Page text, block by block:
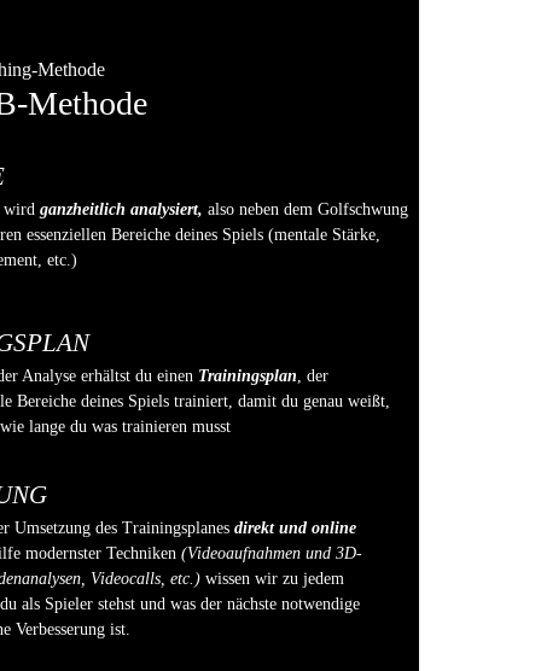
Methode
Methode
wird ganzheitlich analysiert, also neben dem Golfschwung
essenziellen Bereiche deines Spiels (mentale Stärke,
etc.)
Analyse erhältst du einen Trainingsplan, der
Bereiche deines Spiels trainiert, damit du genau weißt,
lange du was trainieren musst
Umsetzung des Trainingsplanes direkt und online
modernster Techniken (Videoaufnahmen und 3D-
Videocalls, etc.)wissen wir zu jedem
als Spieler stehst und was der nächste notwendige
Verbesserung ist.